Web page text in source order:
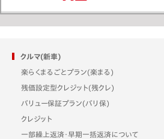
クルマ(新車)
楽らくまるごとプラン(楽まる)
残価設定型クレジット(残クレ)
バリュー保証プラン(バリ保)
クレジット
一部繰上返済・早期一括返済について